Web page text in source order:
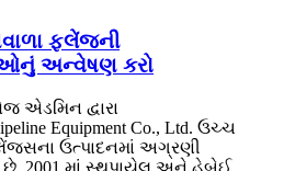
ફ્લેંજની
અન્વેષણ કરો
એડમિન દ્વારા
Equipment Co., Ltd. ઉચ્ચ
ઉત્પાદનમાં અગ્રણી
2001 માં સ્થપાયેલ અને હેબેઈ